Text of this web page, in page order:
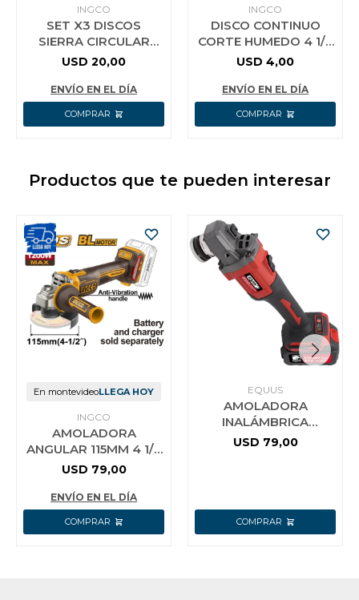
INGCO
SET X3 DISCOS
SIERRA CIRCULAR
140MM 5 1/2´´
USD 20,00
ENVÍO EN EL DÍA
INGCO
DISCO CONTINUO
CORTE HUMEDO 4 1/2
115MM INGCO
AMARILLO
USD 4,00
ENVÍO EN EL DÍA
Productos que te pueden interesar
En montevideoLLEGA HOY
INGCO
AMOLADORA
ANGULAR 115MM 4 1/2
A BATERIA P20S 20V
BATERIA SIN CARG
USD 79,00
ENVÍO EN EL DÍA
EQUUS
AMOLADORA
INALÁMBRICA
BRUSHLESS 21V
USD 79,00